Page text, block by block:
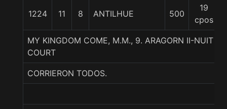
1224 11 8 ANTILHUE 500
19
cpos
MY KINGDOM COME, M.M., 9. ARAGORN II-NUIT
COURT
CORRIERON TODOS.